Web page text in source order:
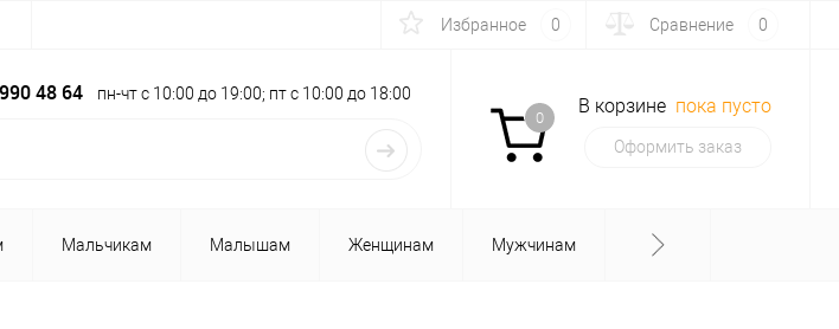
Избранное 0 Сравнение 0
48 64 пн-чт с 10:00 до 19:00; пт с 10:00 до 18:00
0
В корзине пока пусто
Оформить заказ
Мальчикам Малышам Женщинам Мужчинам